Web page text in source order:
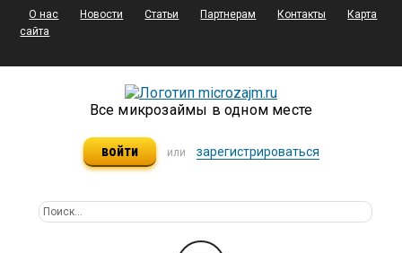
О нас Новости Статьи Партнерам Контакты
Карта
сайта
Все микрозаймы в одном месте
войти или зарегистрироваться